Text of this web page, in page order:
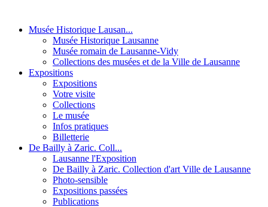
Musée Historique Lausan...
Musée Historique Lausanne
Musée romain de Lausanne-Vidy
Collections des musées et de la Ville de Lausanne
Expositions
Expositions
Votre visite
Collections
Le musée
Infos pratiques
Billetterie
De Bailly à Zaric. Coll...
Lausanne l'Exposition
De Bailly à Zaric. Collection d'art Ville de Lausanne
Photo-sensible
Expositions passées
Publications